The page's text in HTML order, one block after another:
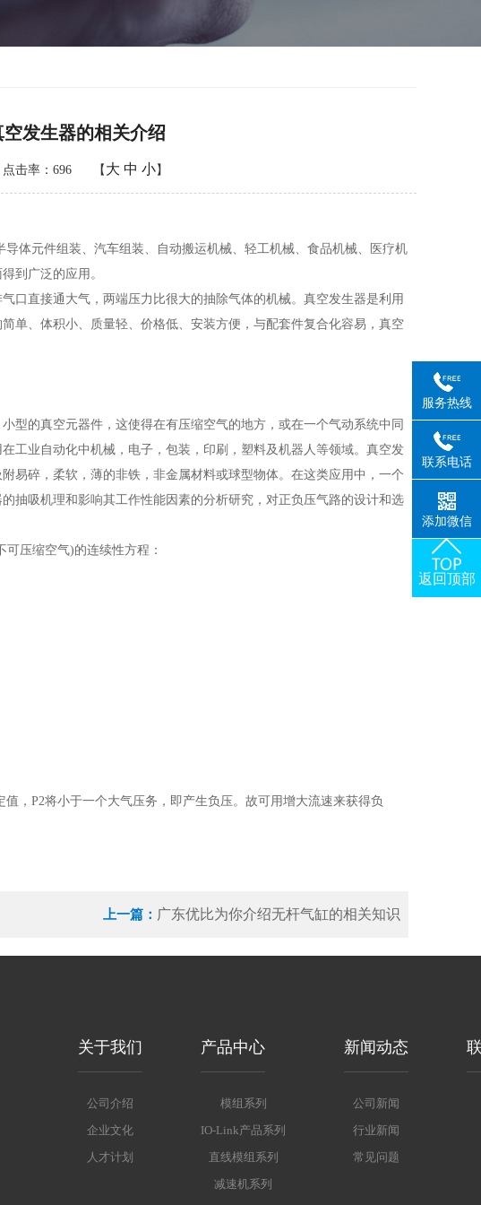
发生器的相关介绍
击率：696 【 大 中 小】
体元件组装、汽车组装、自动搬运机械、轻工机械、食品机械、医疗机
到广泛的应用。
口直接通大气，两端压力比很大的抽除气体的机械。真空发生器是利用
单、体积小、质量轻、价格低、安装方便，与配套件复合化容易，真空
型的真空元器件，这使得在有压缩空气的地方，或在一个气动系统中同
工业自动化中机械，电子，包装，印刷，塑料及机器人等领域。真空发
易碎，柔软，薄的非铁，非金属材料或球型物体。在这类应用中，一个
抽吸机理和影响其工作性能因素的分析研究，对正负压气路的设计和选
压缩空气)的连续性方程：
，P2将小于一个大气压务，即产生负压。故可用增大流速来获得负
上一篇： 广东优比为你介绍无杆气缸的相关知识
关于我们
公司介绍
企业文化
人才计划
产品中心
模组系列
IO-Link产品系列
直线模组系列
减速机系列
新闻动态
公司新闻
行业新闻
常见问题
服务热线
联系电话
添加微信
返回顶部